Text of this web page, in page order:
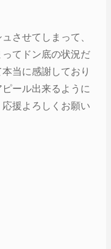
させてしまって、
てドン底の状況だ
当に感謝しており
ール出来るように
援よろしくお願い